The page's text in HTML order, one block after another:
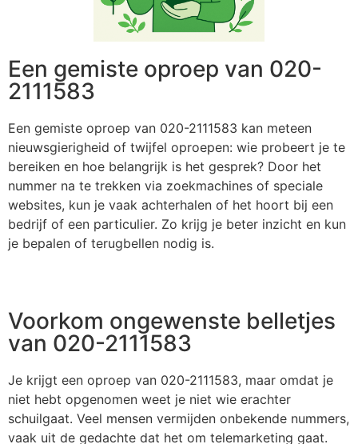
Een gemiste oproep van 020-
2111583
Een gemiste oproep van 020-2111583 kan meteen
nieuwsgierigheid of twijfel oproepen: wie probeert je te
bereiken en hoe belangrijk is het gesprek? Door het
nummer na te trekken via zoekmachines of speciale
websites, kun je vaak achterhalen of het hoort bij een
bedrijf of een particulier. Zo krijg je beter inzicht en kun
je bepalen of terugbellen nodig is.
Voorkom ongewenste belletjes
van 020-2111583
Je krijgt een oproep van 020-2111583, maar omdat je
niet hebt opgenomen weet je niet wie erachter
schuilgaat. Veel mensen vermijden onbekende nummers,
vaak uit de gedachte dat het om telemarketing gaat.